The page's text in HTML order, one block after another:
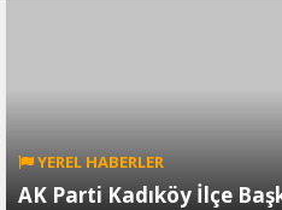
YEREL HABERLER
AK Parti Kadıköy İlçe